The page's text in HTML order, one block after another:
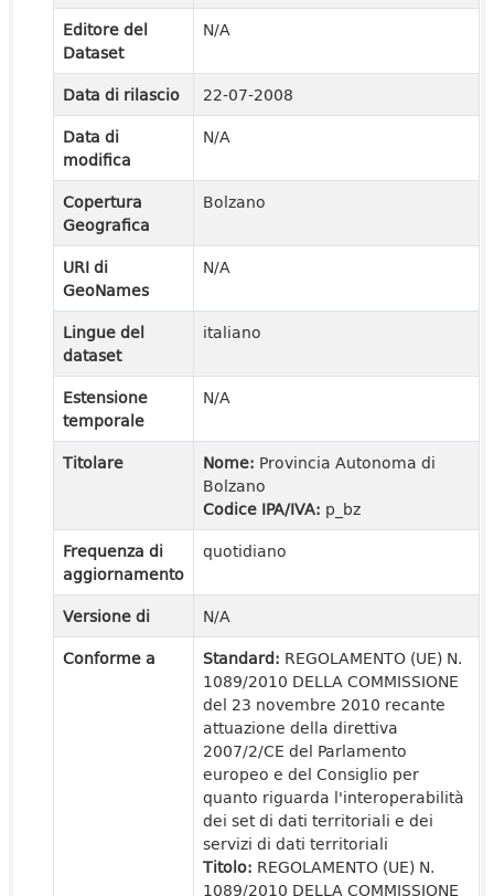
Editore del
Dataset
N/A
Data di rilascio
22-07-2008
Data di
modifica
N/A
Copertura
Geografica
Bolzano
URI di
GeoNames
N/A
Lingue del
dataset
italiano
Estensione
temporale
N/A
Titolare Nome: Provincia Autonoma di
Bolzano
Codice IPA/IVA: p_bz
Frequenza di
aggiornamento
quotidiano
Versione di
N/A
Conforme a
Standard: REGOLAMENTO (UE) N.
1089/2010 DELLA COMMISSIONE
del 23 novembre 2010 recante
attuazione della direttiva
2007/2/CE del Parlamento
europeo e del Consiglio per
quanto riguarda l'interoperabilità
dei set di dati territoriali e dei
servizi di dati territoriali
Titolo: REGOLAMENTO (UE) N.
1089/2010 DELLA COMMISSIONE